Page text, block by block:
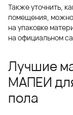
Также уточнить,
помещения, можно
на упаковке
на официальном
Лучшие
МАПЕИ
пола